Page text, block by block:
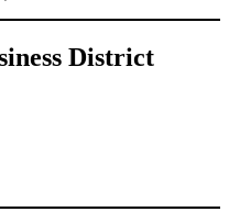
District